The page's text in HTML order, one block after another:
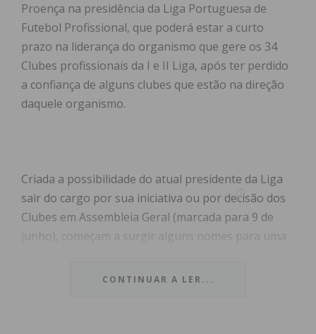
Proença na presidência da Liga Portuguesa de
Futebol Profissional, que poderá estar a curto
prazo na liderança do organismo que gere os 34
Clubes profissionais da I e II Liga, após ter perdido
a confiança de alguns clubes que estão na direção
daquele organismo.
Criada a possibilidade do atual presidente da Liga
sair do cargo por sua iniciativa ou por decisão dos
Clubes em Assembleia Geral (marcada para 9 de
junho), começam a surgir alguns nomes para uma
CONTINUAR A LER...